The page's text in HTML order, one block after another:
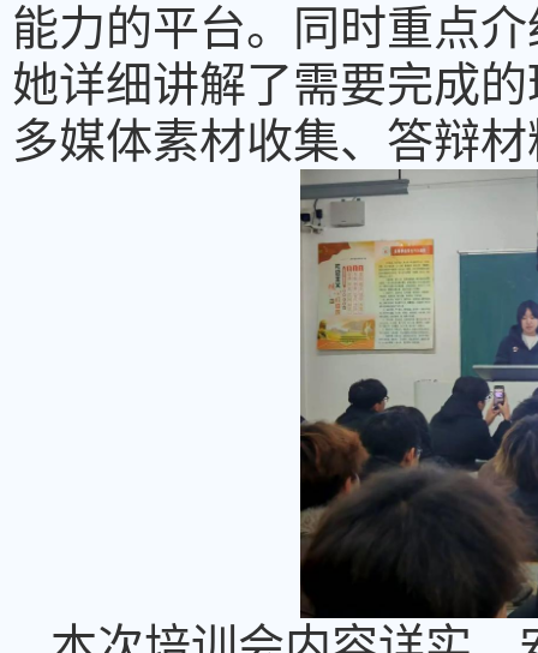
能力的平台。同时重点
她详细讲解了需要完成
多媒体素材收集、答辩